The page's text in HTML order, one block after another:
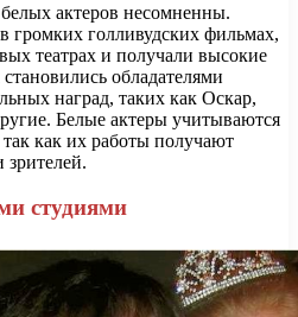
актеров несомненны.
громких голливудских фильмах,
театрах и получали высокие
обладателями
наград, таких как Оскар,
Белые актеры учитываются
как их работы получают
студиями